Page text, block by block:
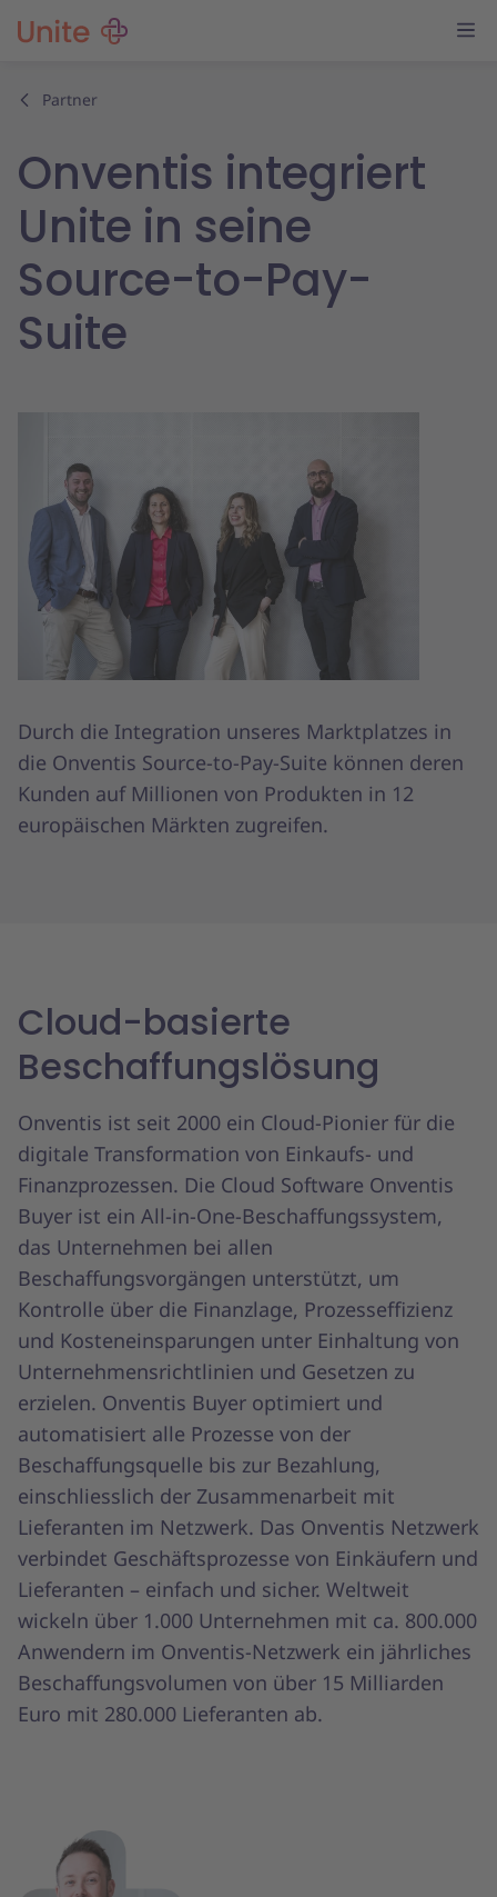
Partner
Onventis integriert
Unite in seine
Source-to-Pay-
Suite
Durch die Integration unseres Marktplatzes in
die Onventis Source-to-Pay-Suite können deren
Kunden auf Millionen von Produkten in 12
europäischen Märkten zugreifen.
Cloud-basierte
Beschaffungslösung
Onventis ist seit 2000 ein Cloud-Pionier für die
digitale Transformation von Einkaufs- und
Finanzprozessen. Die Cloud Software Onventis
Buyer ist ein All-in-One-Beschaffungssystem,
das Unternehmen bei allen
Beschaffungsvorgängen unterstützt, um
Kontrolle über die Finanzlage, Prozesseffizienz
und Kosteneinsparungen unter Einhaltung von
Unternehmensrichtlinien und Gesetzen zu
erzielen. Onventis Buyer optimiert und
automatisiert alle Prozesse von der
Beschaffungsquelle bis zur Bezahlung,
einschliesslich der Zusammenarbeit mit
Lieferanten im Netzwerk. Das Onventis Netzwerk
verbindet Geschäftsprozesse von Einkäufern und
Lieferanten – einfach und sicher. Weltweit
wickeln über 1.000 Unternehmen mit ca. 800.000
Anwendern im Onventis-Netzwerk ein jährliches
Beschaffungsvolumen von über 15 Milliarden
Euro mit 280.000 Lieferanten ab.